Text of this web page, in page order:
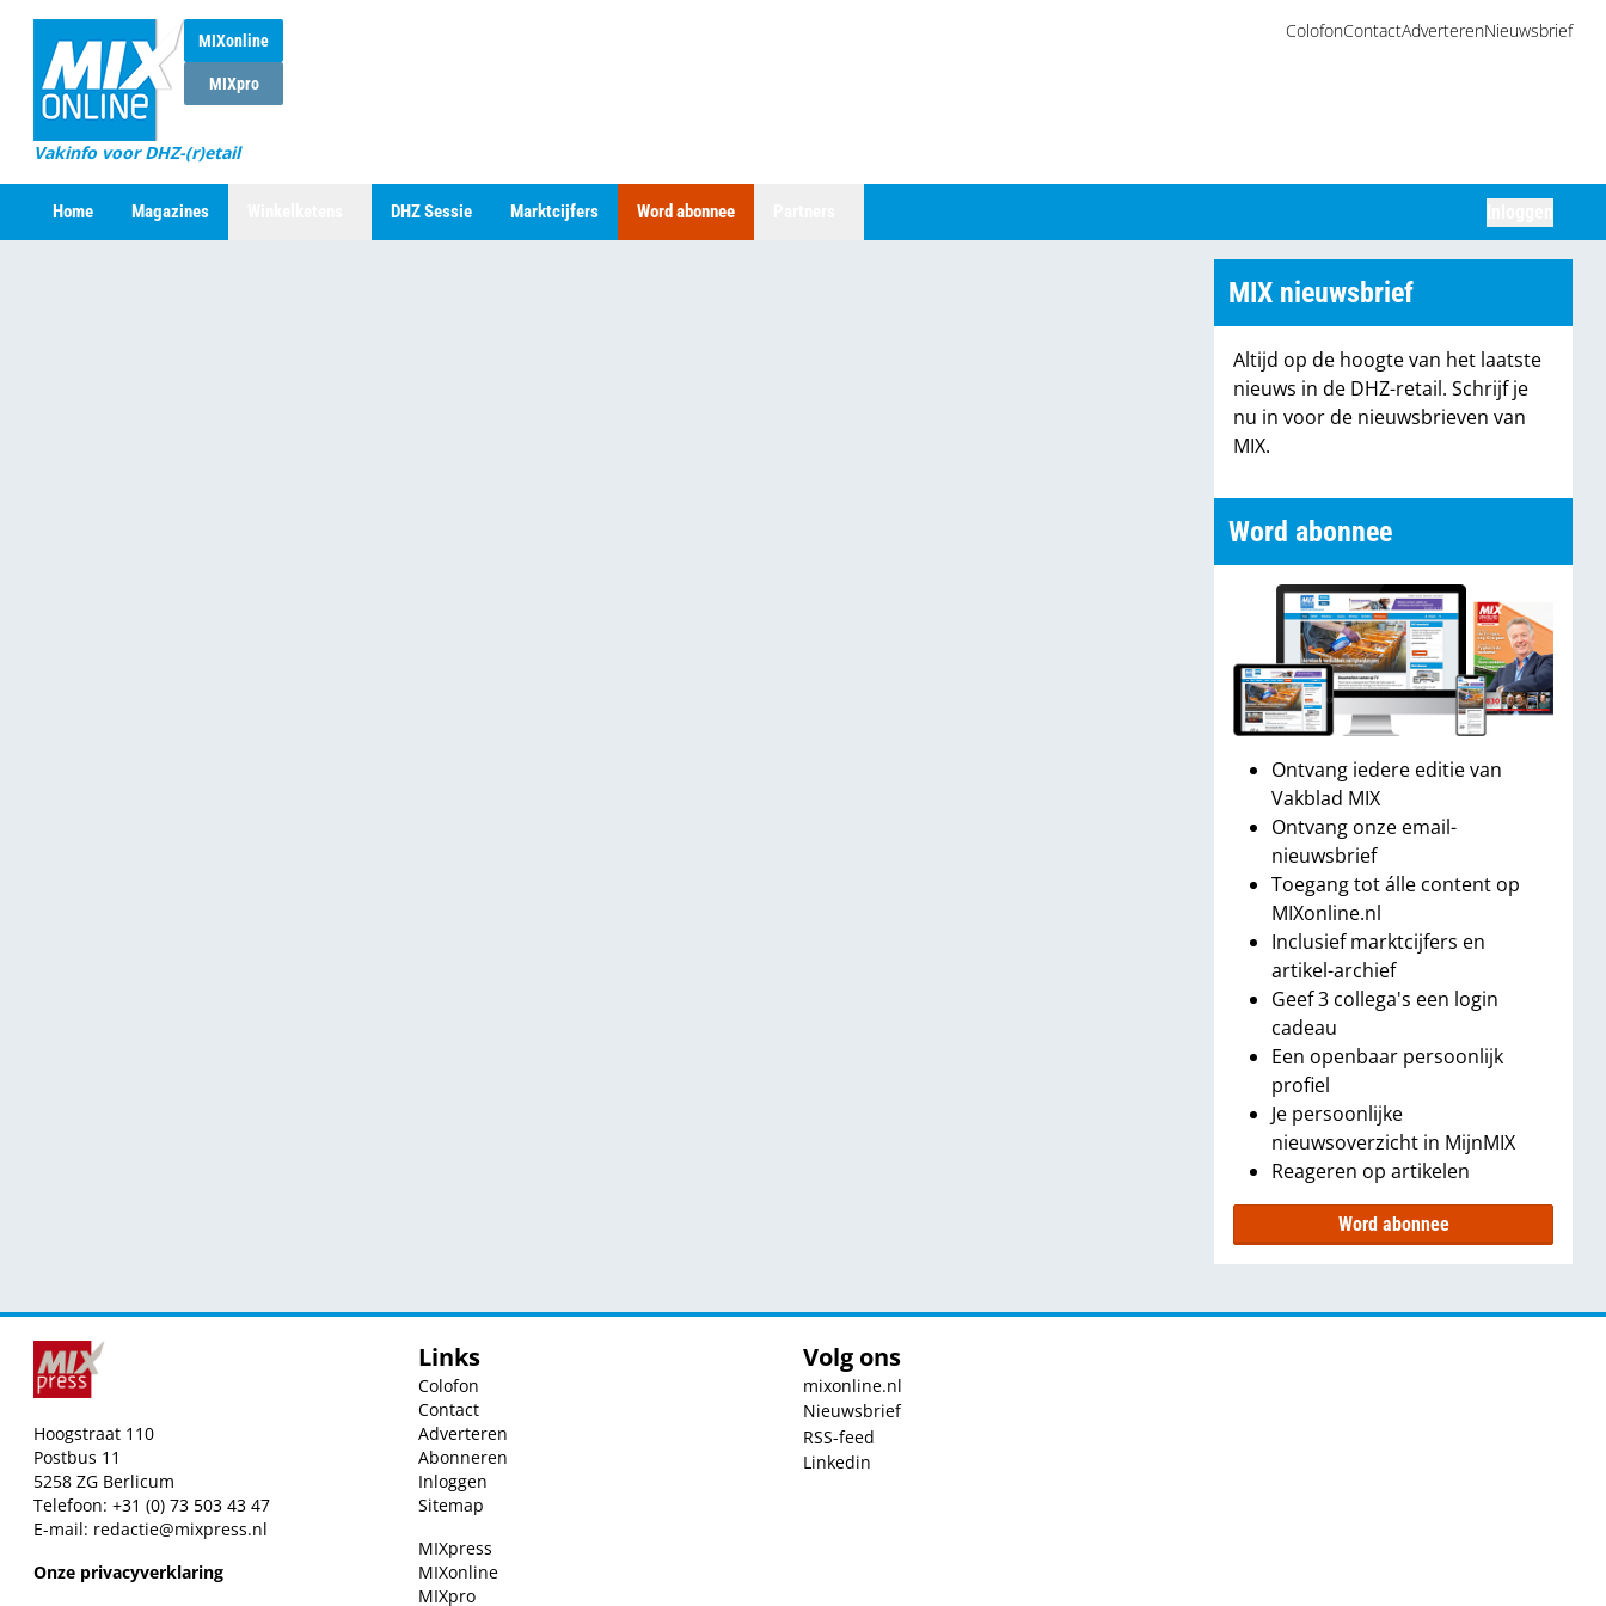
MIXonline
MIXpro
Vakinfo voor DHZ-(r)etail
ColofonContactAdverterenNieuwsbrief
Home Magazines DHZ Sessie Marktcijfers Word abonnee
MIX nieuwsbrief
Altijd op de hoogte van het laatste
nieuws in de DHZ-retail. Schrijf je
nu in voor de nieuwsbrieven van
MIX.
Word abonnee
Ontvang iedere editie van
Vakblad MIX
Ontvang onze email-
nieuwsbrief
Toegang tot álle content op
MIXonline.nl
Inclusief marktcijfers en
artikel-archief
Geef 3 collega's een login
cadeau
Een openbaar persoonlijk
profiel
Je persoonlijke
nieuwsoverzicht in MijnMIX
Reageren op artikelen
Word abonnee
Hoogstraat 110
Postbus 11
5258 ZG Berlicum
Telefoon: +31 (0) 73 503 43 47
E-mail: redactie@mixpress.nl
Onze privacyverklaring
Links
Colofon
Contact
Adverteren
Abonneren
Inloggen
Sitemap
MIXpress
MIXonline
MIXpro
Volg ons
mixonline.nl
Nieuwsbrief
RSS-feed
Linkedin